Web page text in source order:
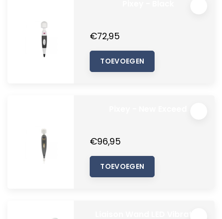
€72,95
TOEVOEGEN
€96,95
TOEVOEGEN